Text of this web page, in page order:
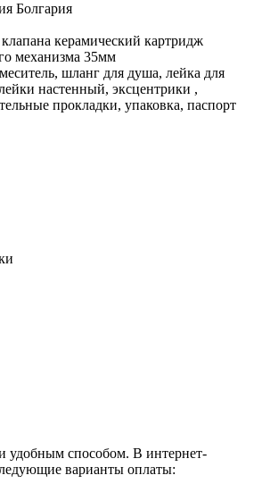
Болгария
керамический картридж
механизма 35мм
шланг для душа, лейка для
настенный, эксцентрики ,
прокладки, упаковка, паспорт
удобным способом. В интернет-
варианты оплаты: